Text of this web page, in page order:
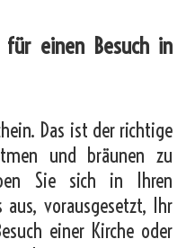
einen Besuch in
Das ist der richtige
und bräunen zu
Sie sich in Ihren
aus, vorausgesetzt, Ihr
einer Kirche oder